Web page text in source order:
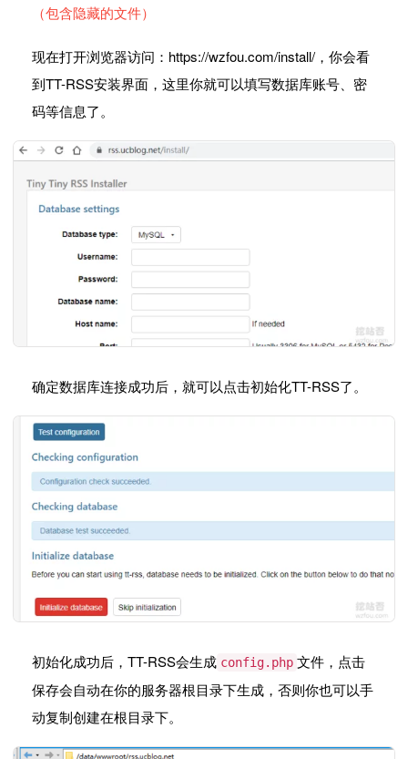
（包含隐藏的文件）
现在打开浏览器访问：https://wzfou.com/install/，你会看
到TT-RSS安装界面，这里你就可以填写数据库账号、密
码等信息了。
确定数据库连接成功后，就可以点击初始化TT-RSS了。
初始化成功后，TT-RSS会生成 config.php 文件，点击
保存会自动在你的服务器根目录下生成，否则你也可以手
动复制创建在根目录下。